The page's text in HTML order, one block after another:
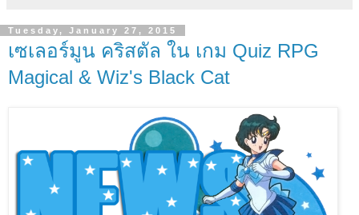
Tuesday, January 27, 2015
เซเลอร์มูน คริสตัล ใน เกม Quiz RPG
Magical & Wiz's Black Cat